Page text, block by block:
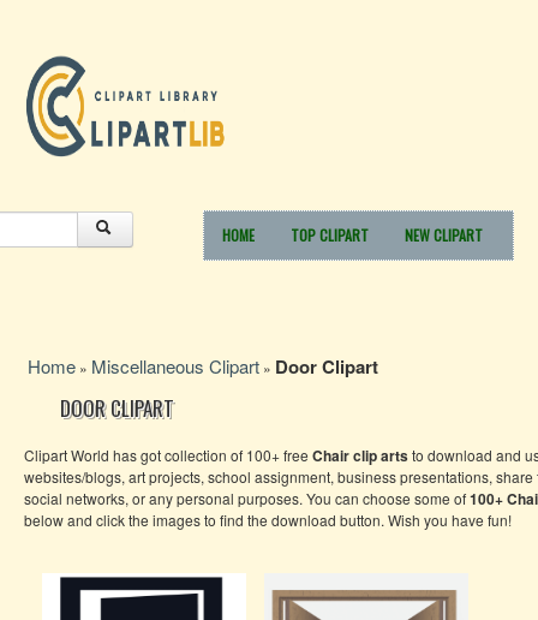
HOME TOP CLIPART NEW CLIPART
Home » Miscellaneous Clipart » Door Clipart
DOOR CLIPART
Clipart World has got collection of 100+ free Chair clip artsto download and
websites/blogs, art projects, school assignment, business presentations, share
social networks, or any personal purposes. You can choose some of100+
below and click the images to find the download button. Wish you have fun!